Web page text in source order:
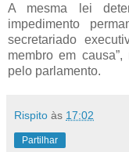
A mesma lei
impedimento
secretariado
membro em
pelo parlamento.
Rispito às 17:02
Partilhar